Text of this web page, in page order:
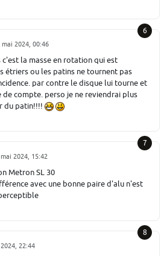
6
2024, 00:46
c'est la masse en rotation qui est
étriers ou les patins ne tournent pas
par contre le disque lui tourne et
de compte. perso je ne reviendrai plus
du patin!!!!
7
2024, 15:42
Metron SL 30
avec une bonne paire d'alu n'est
8
22:44